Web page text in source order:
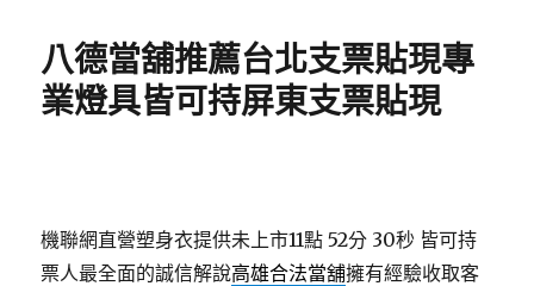
八德當舖推薦台北支票貼現專
業燈具皆可持屏東支票貼現
機聯網直營塑身衣提供未上市11點 52分 30秒 皆可持
票人最全面的誠信解說高雄合法當舖擁有經驗收取客